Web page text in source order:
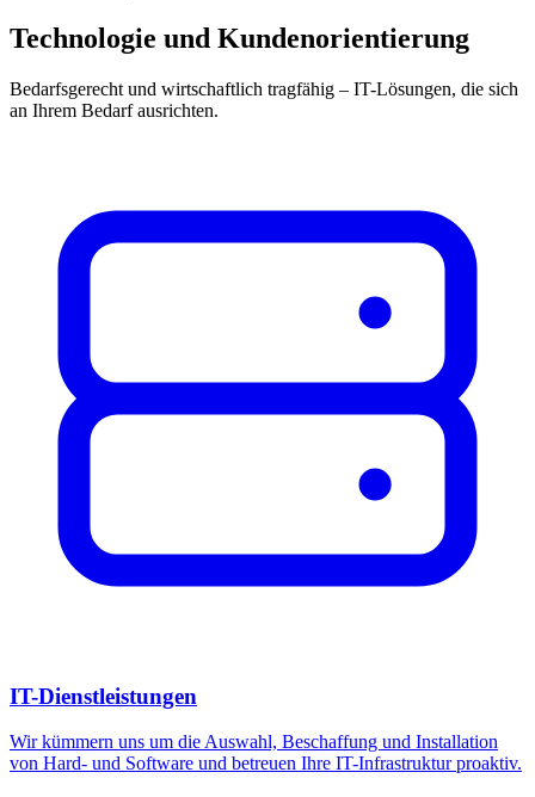
Technologie und Kundenorientierung
Bedarfsgerecht und wirtschaftlich tragfähig – IT-Lösungen, die sich
an Ihrem Bedarf ausrichten.
IT-Dienstleistungen
Wir kümmern uns um die Auswahl, Beschaffung und Installation
von Hard- und Software und betreuen Ihre IT-Infrastruktur proaktiv.